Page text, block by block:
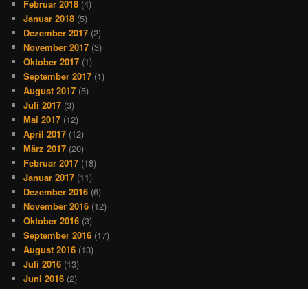
Februar 2018 (4)
Januar 2018 (5)
Dezember 2017 (2)
November 2017 (3)
Oktober 2017 (1)
September 2017 (1)
August 2017 (5)
Juli 2017 (3)
Mai 2017 (12)
April 2017 (12)
März 2017 (20)
Februar 2017 (18)
Januar 2017 (11)
Dezember 2016 (6)
November 2016 (12)
Oktober 2016 (3)
September 2016 (17)
August 2016 (13)
Juli 2016 (13)
Juni 2016 (2)